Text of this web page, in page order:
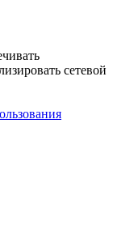
сетевой